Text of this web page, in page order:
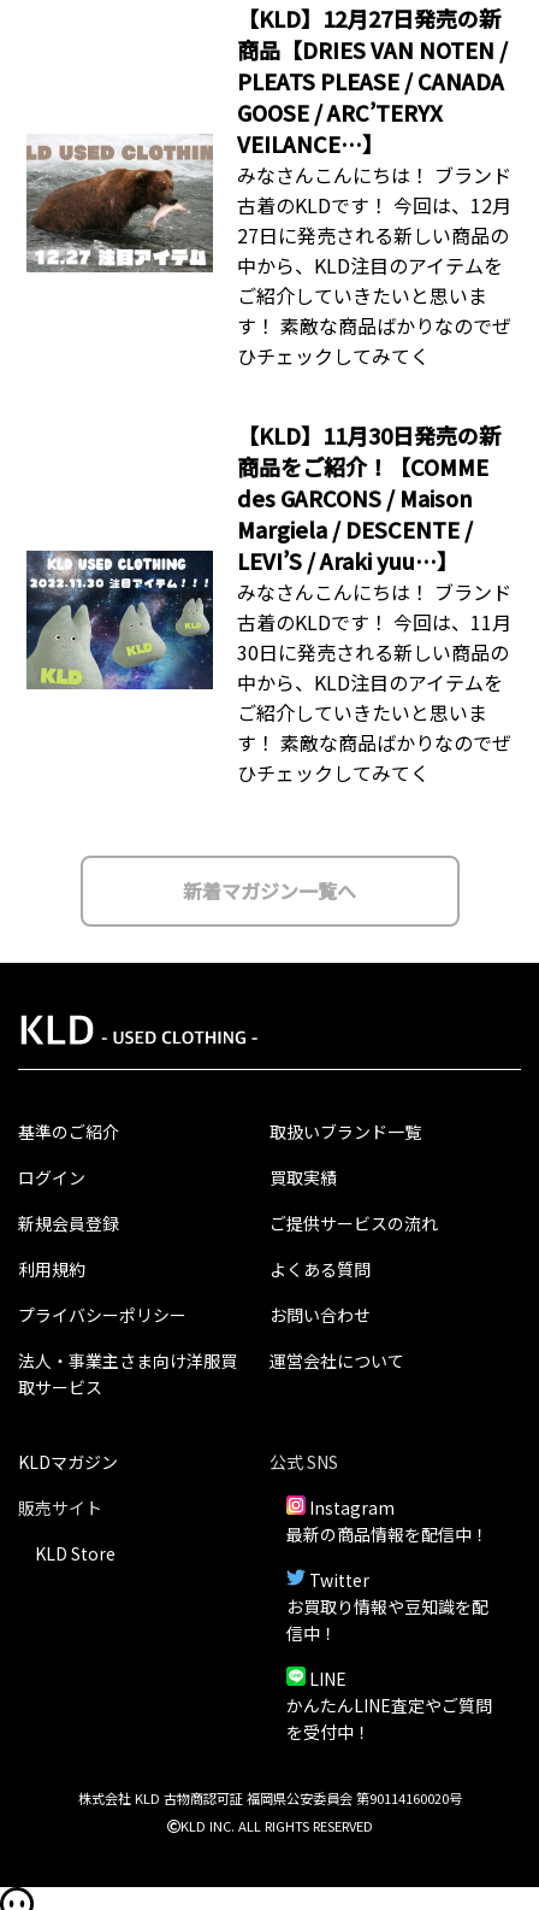
【KLD】12月27日発売の新
商品【DRIES VAN NOTEN /
PLEATS PLEASE / CANADA
GOOSE / ARC’TERYX
VEILANCE…】
みなさんこんにちは！ ブランド
古着のKLDです！ 今回は、12月
27日に発売される新しい商品の
中から、KLD注目のアイテムを
ご紹介していきたいと思いま
す！ 素敵な商品ばかりなのでぜ
ひチェックしてみてく
【KLD】11月30日発売の新
商品をご紹介！【COMME
des GARCONS / Maison
Margiela / DESCENTE /
LEVI’S / Araki yuu…】
みなさんこんにちは！ ブランド
古着のKLDです！ 今回は、11月
30日に発売される新しい商品の
中から、KLD注目のアイテムを
ご紹介していきたいと思いま
す！ 素敵な商品ばかりなのでぜ
ひチェックしてみてく
新着マガジン一覧へ
基準のご紹介
ログイン
新規会員登録
利用規約
プライバシーポリシー
法人・事業主さま向け洋服買
取サービス
取扱いブランド一覧
買取実績
ご提供サービスの流れ
よくある質問
お問い合わせ
運営会社について
KLDマガジン
販売サイト
KLD Store
公式 SNS
Instagram
最新の商品情報を配信中！
Twitter
お買取り情報や豆知識を配
信中！
LINE
かんたんLINE査定やご質問
を受付中！
株式会社 KLD 古物商認可証 福岡県公安委員会 第90114160020号
KLD INC. ALL RIGHTS RESERVED